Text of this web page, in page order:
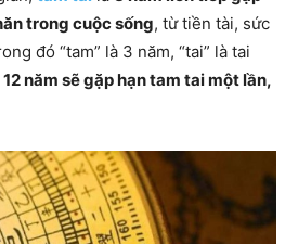
trong cuộc sống, từ tiền tài, sức
đó “tam” là 3 năm, “tai” là tai
12 năm sẽ gặp hạn tam tai một lần,